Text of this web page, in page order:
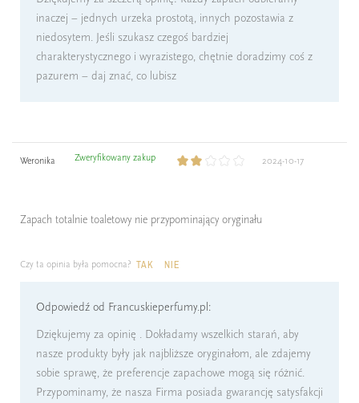
inaczej – jednych urzeka prostotą, innych pozostawia z
niedosytem. Jeśli szukasz czegoś bardziej
charakterystycznego i wyrazistego, chętnie doradzimy coś z
pazurem – daj znać, co lubisz
Weronika Zweryfikowany zakup 2024-10-17
Zapach totalnie toaletowy nie przypominający oryginału
Czy ta opinia była pomocna? TAK NIE
Odpowiedź od Francuskieperfumy.pl:
Dziękujemy za opinię . Dokładamy wszelkich starań, aby
nasze produkty były jak najbliższe oryginałom, ale zdajemy
sobie sprawę, że preferencje zapachowe mogą się różnić.
Przypominamy, że nasza Firma posiada gwarancję satysfakcji